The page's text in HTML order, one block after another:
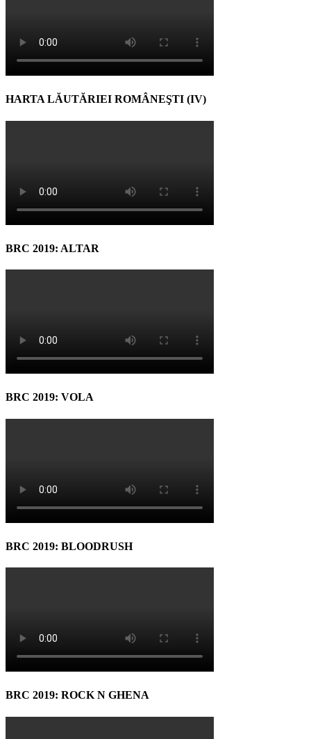
HARTA LĂUTĂRIEI ROMÂNEŞTI (IV)
BRC 2019: ALTAR
BRC 2019: VOLA
BRC 2019: BLOODRUSH
BRC 2019: ROCK N GHENA